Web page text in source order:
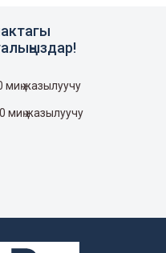
миң жазылуучу
миң жазылуучу